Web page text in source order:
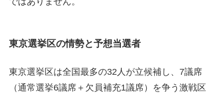
東京選挙区の情勢と予想当選者
東京選挙区は全国最多の32人が立候補し、7議席
（通常選挙6議席＋欠員補充1議席）を争う激戦区